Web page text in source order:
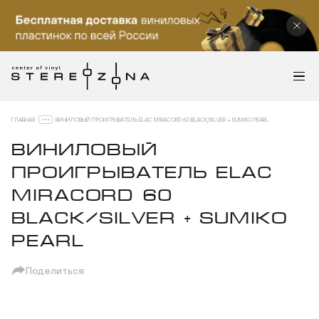
ГЛАВНАЯ ВИНИЛОВЫЙ ПРОИГРЫВАТЕЛЬ ELAC MIRACORD 60 BLACK/SILVER + SUMIKO PEARL
ВИНИЛОВЫЙ
ПРОИГРЫВАТЕЛЬ ELAC
MIRACORD 60
BLACK/SILVER + SUMIKO
PEARL
Поделиться